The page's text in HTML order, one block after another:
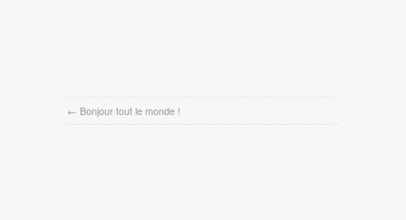
← Bonjour tout le monde !